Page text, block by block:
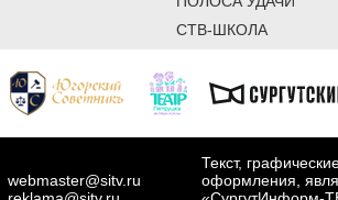
СТВ-ШКОЛА
webmaster@sitv.ru
Текст,
оформления,